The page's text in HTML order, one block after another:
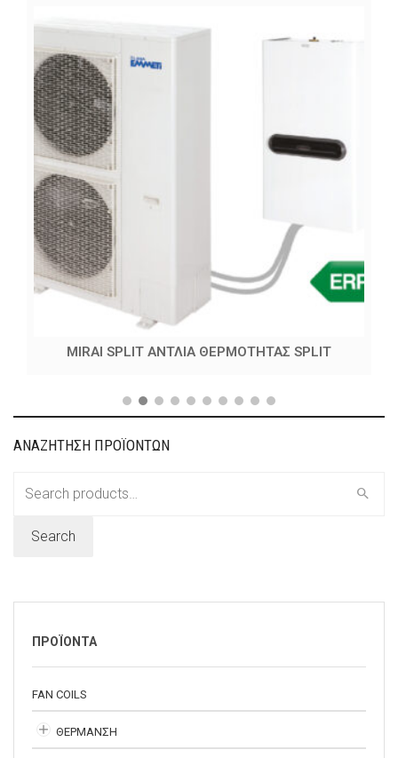
MIRAI SPLIT ΑΝΤΛΙΑ ΘΕΡΜΟΤΗΤΑΣ SPLIT
ΑΝΑΖΗΤΗΣΗ ΠΡΟΪΟΝΤΩΝ
Search
ΠΡΟΪΟΝΤΑ
FAN COILS
ΘΕΡΜΑΝΣΗ